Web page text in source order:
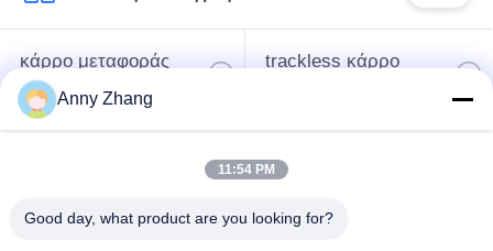
κάρρο μεταφοράς
μπαταριών
trackless κάρρο
καθοδηγημένο όχημα
Anny Zhang
11:54 PM
Good day, what product are you looking for?